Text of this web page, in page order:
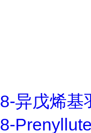
8-异戊烯基
8-